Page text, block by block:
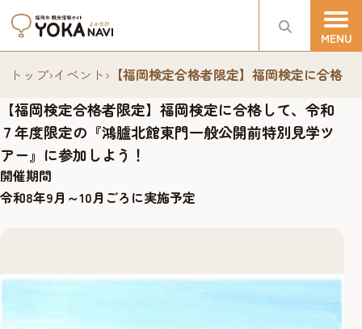
トップ›イベント› 【福岡検定合格者限定】福岡検定に合格
【福岡検定合格者限定】福岡検定に合格して、令和
７年度限定の『鴻臚北館東門一般公開前特別見学ツ
アー』に参加しよう！
開催期間
令和8年9月～10月ごろに実施予定